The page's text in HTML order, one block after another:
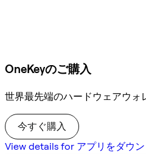
OneKeyのご購入
世界最先端のハードウェアウォ
今すぐ購入
View details for アプリをダウン